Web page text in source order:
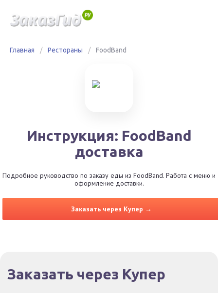
Главная / Рестораны / FoodBand
Инструкция: FoodBand
доставка
Подробное руководство по заказу еды из FoodBand. Работа с меню и
оформление доставки.
Заказать через Купер →
Заказать через Купер